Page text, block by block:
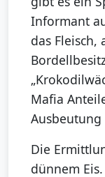
Informant
das Fleisch,
Mafia
Ausbeutung
Die
dünnem